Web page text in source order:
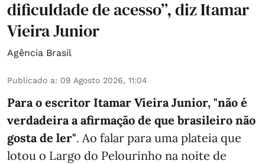
dificuldade de acesso”, diz Itamar
Vieira Junior
Agência Brasil
Publicado a: 09 Agosto 2026, 11:04
Para o escritor Itamar Vieira Junior, "não é
verdadeira a afirmação de que brasileiro não
gosta de ler". Ao falar para uma plateia que
lotou o Largo do Pelourinho na noite de